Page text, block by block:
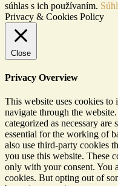
súhlas s ich používaním.
Privacy & Cookies Policy
Close
Privacy Overview
This website uses cookies
navigate through the
categorized as necessary
essential for the working of
also use third-party cookies
you use this website. These
only with your consent. You
cookies. But opting out of